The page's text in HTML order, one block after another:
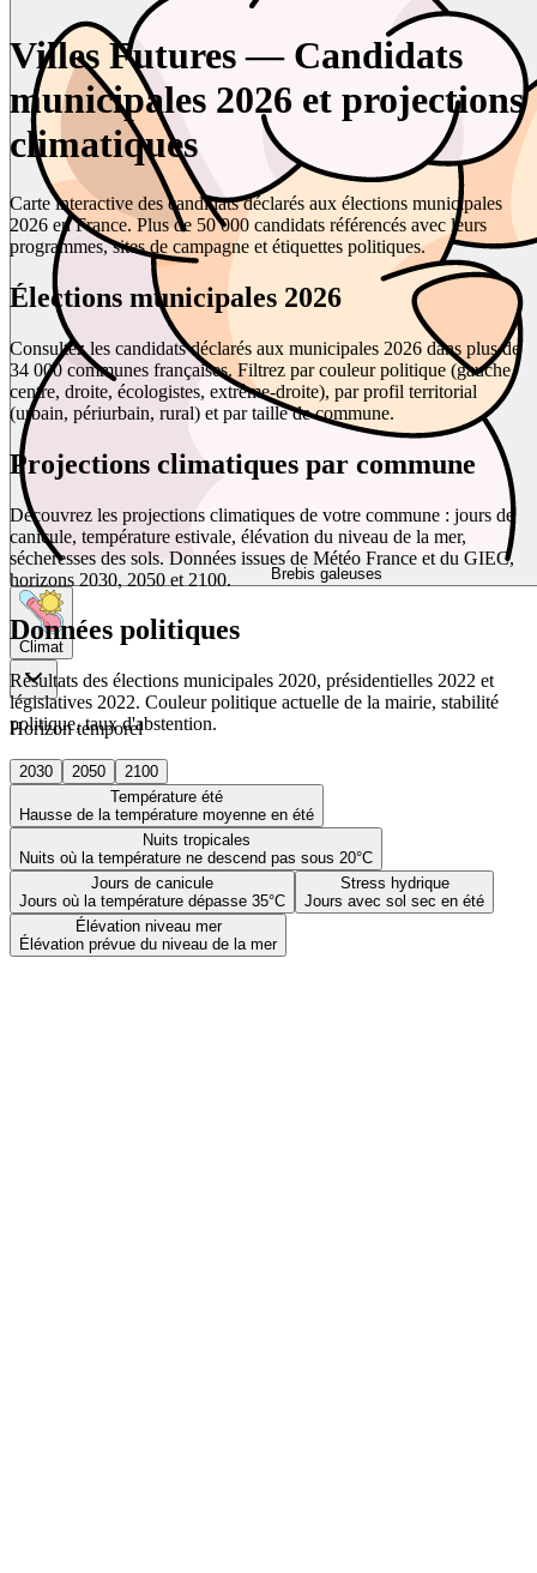
Brebis galeuses
Climat
Horizon temporel
2030 2050
2100
Température été
Hausse de la température moyenne en été
Nuits tropicales
Nuits où la température ne descend pas sous 20°C
Jours de canicule
Jours où la température dépasse 35°C
Stress hydrique
Jours avec sol sec en été
Élévation niveau mer
Élévation prévue du niveau de la mer
Villes Futures — Candidats
municipales 2026 et projections
climatiques
Carte interactive des candidats déclarés aux élections municipales
2026 en France. Plus de 50 000 candidats référencés avec leurs
programmes, sites de campagne et étiquettes politiques.
Élections municipales 2026
Consultez les candidats déclarés aux municipales 2026 dans plus de
34 000 communes françaises. Filtrez par couleur politique (gauche,
centre, droite, écologistes, extrême-droite), par profil territorial
(urbain, périurbain, rural) et par taille de commune.
Projections climatiques par commune
Découvrez les projections climatiques de votre commune : jours de
canicule, température estivale, élévation du niveau de la mer,
sécheresses des sols. Données issues de Météo France et du GIEC,
horizons 2030, 2050 et 2100.
Données politiques
Résultats des élections municipales 2020, présidentielles 2022 et
législatives 2022. Couleur politique actuelle de la mairie, stabilité
politique, taux d'abstention.